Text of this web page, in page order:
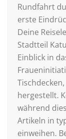
Rundfahrt
erste
Deine
Stadtteil
Einblick in
hergestellt.
während
Artikeln in
einweihen.